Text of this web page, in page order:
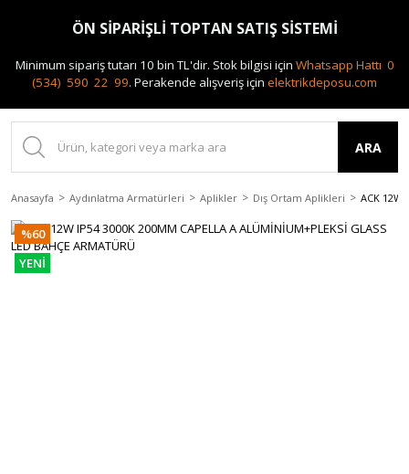
0(212) 240 87 88
ARA
Anasayfa Aydınlatma Armatürleri Aplikler Dış Ortam Aplikleri ACK 12W
%60
YENİ
ÖN SİPARİŞLİ TOPTAN SATIŞ SİSTEMİ
Minimum sipariş tutarı 10 bin TL'dir. Stok bilgisi için Whatsapp Hattı 0
(534) 590 22 99. Perakende alışveriş için elektrikdeposu.com